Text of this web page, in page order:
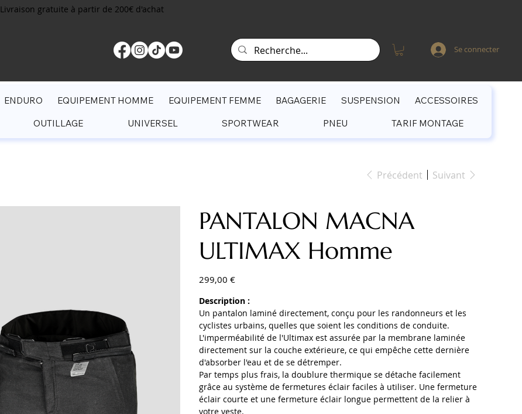
Livraison gratuite à partir de 200€ d'achat
Se connecter
Précédent Suivant
PANTALON MACNA
ULTIMAX Homme
299,00 €
Description :
Un pantalon laminé directement, conçu pour les randonneurs et les
cyclistes urbains, quelles que soient les conditions de conduite.
L'imperméabilité de l'Ultimax est assurée par la membrane laminée
directement sur la couche extérieure, ce qui empêche cette dernière
d'absorber l'eau et de se détremper.
Par temps plus frais, la doublure thermique se détache facilement
grâce au système de fermetures éclair faciles à utiliser. Une fermeture
éclair courte et une fermeture éclair longue permettent de la relier à
votre veste.
ENDURO EQUIPEMENT HOMME EQUIPEMENT FEMME BAGAGERIE SUSPENSION ACCESSOIRES
OUTILLAGE UNIVERSEL SPORTWEAR PNEU TARIF MONTAGE